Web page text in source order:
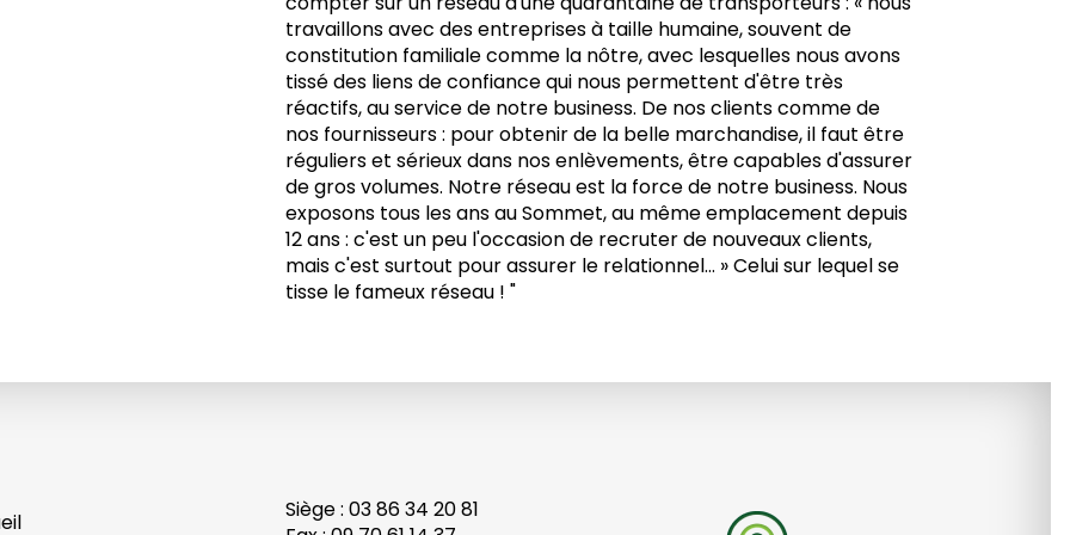
travaillons avec des entreprises à taille humaine, souvent de
constitution familiale comme la nôtre, avec lesquelles nous avons
tissé des liens de confiance qui nous permettent d'être très
réactifs, au service de notre business. De nos clients comme de
nos fournisseurs : pour obtenir de la belle marchandise, il faut être
réguliers et sérieux dans nos enlèvements, être capables d'assurer
de gros volumes. Notre réseau est la force de notre business. Nous
exposons tous les ans au Sommet, au même emplacement depuis
12 ans : c'est un peu l'occasion de recruter de nouveaux clients,
mais c'est surtout pour assurer le relationnel... » Celui sur lequel se
tisse le fameux réseau ! "
Siège : 03 86 34 20 81